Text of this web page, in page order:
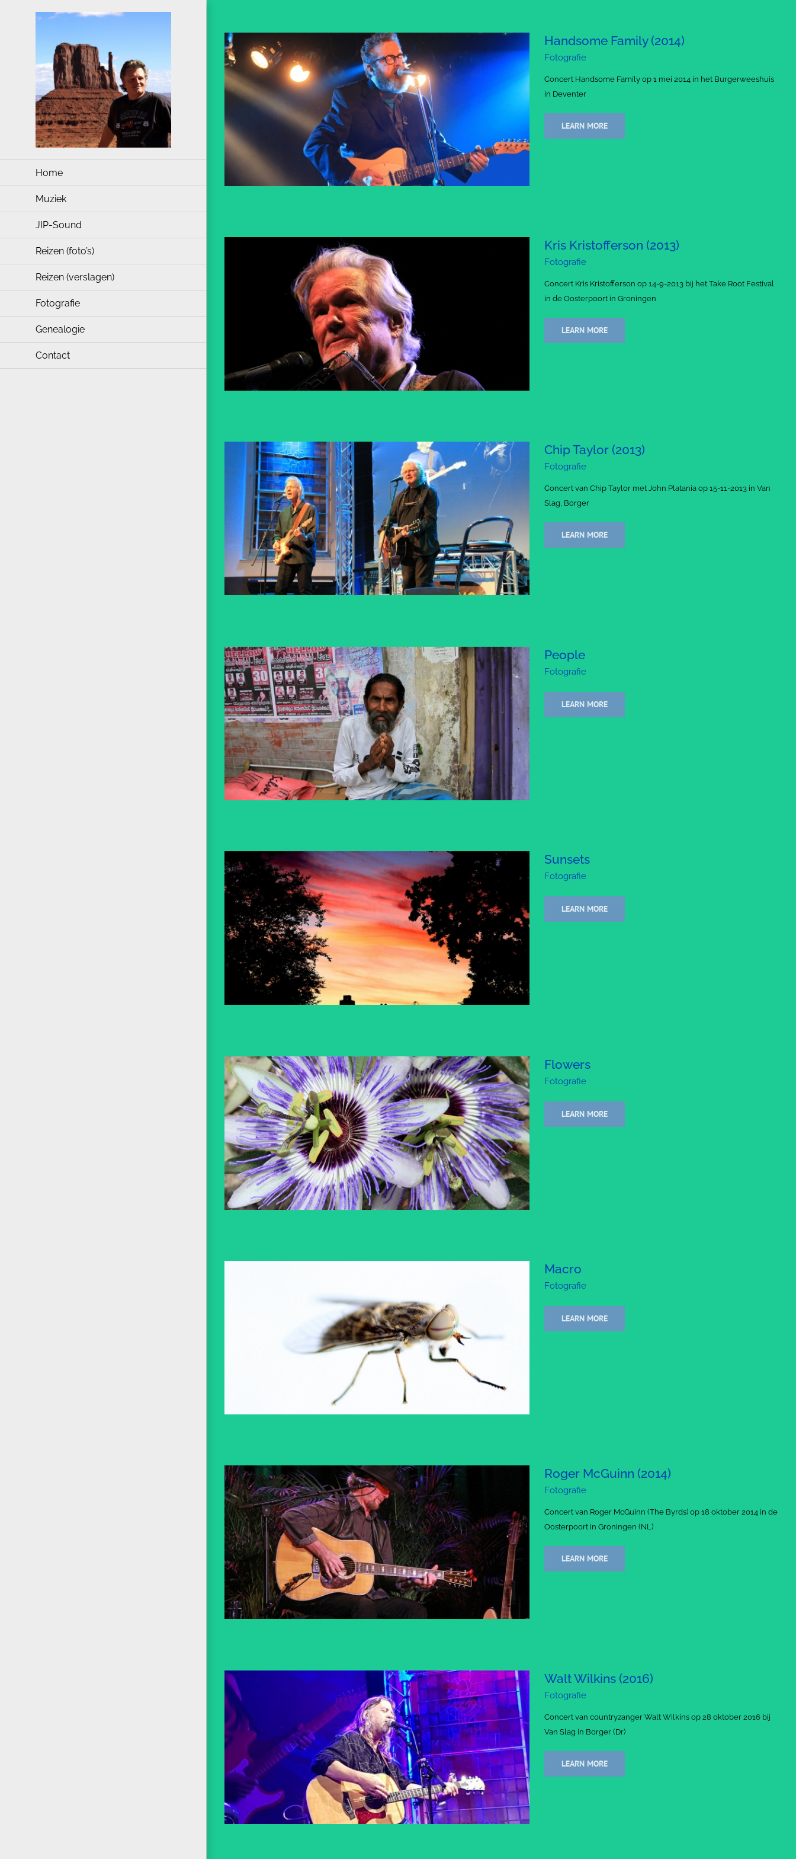
Home
Muziek
JIP-Sound
Reizen (foto’s)
Reizen (verslagen)
Fotografie
Genealogie
Contact
Handsome Family (2014)
Fotografie
Concert Handsome Family op 1 mei 2014 in het Burgerweeshuis
in Deventer
LEARN MORE
Kris Kristofferson (2013)
Fotografie
Concert Kris Kristofferson op 14-9-2013 bij het Take Root Festival
in de Oosterpoort in Groningen
LEARN MORE
Chip Taylor (2013)
Fotografie
Concert van Chip Taylor met John Platania op 15-11-2013 in Van
Slag, Borger
LEARN MORE
People
Fotografie
LEARN MORE
Sunsets
Fotografie
LEARN MORE
Flowers
Fotografie
LEARN MORE
Macro
Fotografie
LEARN MORE
Roger McGuinn (2014)
Fotografie
Concert van Roger McGuinn (The Byrds) op 18 oktober 2014 in de
Oosterpoort in Groningen (NL)
LEARN MORE
Walt Wilkins (2016)
Fotografie
Concert van countryzanger Walt Wilkins op 28 oktober 2016 bij
Van Slag in Borger (Dr)
LEARN MORE